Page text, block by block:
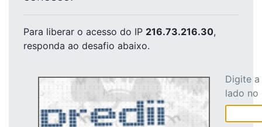
Para liberar o acesso do IP 216.73.216.30,
responda ao desafio abaixo.
Digite
lado no